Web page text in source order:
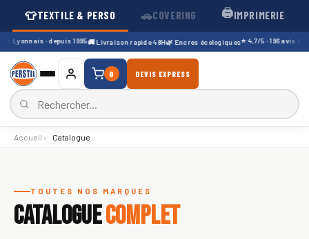
👕TEXTILE & PERSO 🚗COVERING 🖨️IMPRIMERIE
· depuis 1995🚚 Livraison rapide 48H🌿 Encres écologiques⭐ 4,7/5 · 196 avis Google
0 DEVIS EXPRESS
Accueil › Catalogue
TOUTES NOS MARQUES
CATALOGUECOMPLET